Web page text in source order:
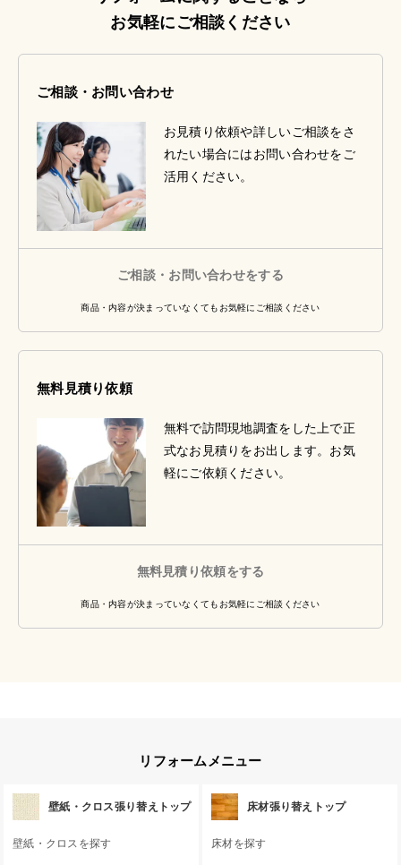
お気軽にご相談ください
ご相談・お問い合わせ
お見積り依頼や詳しいご相談をさ
れたい場合にはお問い合わせをご
活用ください。
ご相談・お問い合わせをする
商品・内容が決まっていなくてもお気軽にご相談ください
無料見積り依頼
無料で訪問現地調査をした上で正
式なお見積りをお出します。お気
軽にご依頼ください。
無料見積り依頼をする
商品・内容が決まっていなくてもお気軽にご相談ください
リフォームメニュー
壁紙・クロス張り替えトップ
壁紙・クロスを探す
床材張り替えトップ
床材を探す